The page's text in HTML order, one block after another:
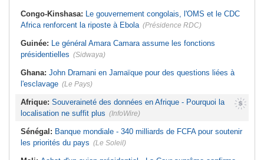
Congo-Kinshasa: Le gouvernement congolais, l'OMS et le CDC
Africa renforcent la riposte à Ebola (Présidence RDC)
Guinée: Le général Amara Camara assume les fonctions
présidentielles (Sidwaya)
Ghana: John Dramani en Jamaïque pour des questions liées à
l'esclavage (Le Pays)
Afrique: Souveraineté des données en Afrique - Pourquoi la
localisation ne suffit plus (InfoWire)
Sénégal: Banque mondiale - 340 milliards de FCFA pour soutenir
les priorités du pays (Le Soleil)